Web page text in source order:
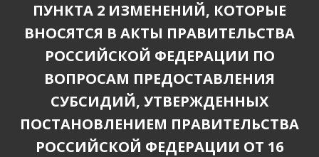
ПУНКТА 2 ИЗМЕНЕНИЙ, КОТОРЫЕ
ВНОСЯТСЯ В АКТЫ ПРАВИТЕЛЬСТВА
РОССИЙСКОЙ ФЕДЕРАЦИИ ПО
ВОПРОСАМ ПРЕДОСТАВЛЕНИЯ
СУБСИДИЙ, УТВЕРЖДЕННЫХ
ПОСТАНОВЛЕНИЕМ ПРАВИТЕЛЬСТВА
РОССИЙСКОЙ ФЕДЕРАЦИИ ОТ 16